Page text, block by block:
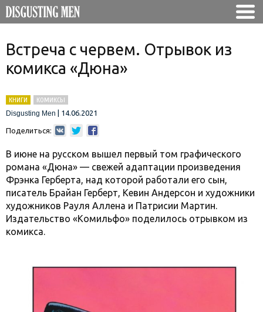
Встреча с червем. Отрывок из
комикса «Дюна»
КНИГИ
КОМИКСЫ
Disgusting Men
14.06.2021
Поделиться:
В июне на русском вышел первый том графического
романа «Дюна» — свежей адаптации произведения
Фрэнка Герберта, над которой работали его сын,
писатель Брайан Герберт, Кевин Андерсон и художники
художников Рауля Аллена и Патрисии Мартин.
Издательство «Комильфо» поделилось отрывком из
комикса.